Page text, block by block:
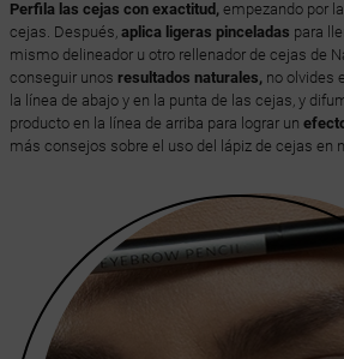
Perfila las cejas con exactitud, empezando por
cejas. Después, aplica ligeras pinceladas para
mismo delineador u otro rellenador de cejas de
conseguir unos resultados naturales, no olvides
la línea de abajo y en la punta de las cejas, y
producto en la línea de arriba para lograr un
más consejos sobre el uso del lápiz de cejas en